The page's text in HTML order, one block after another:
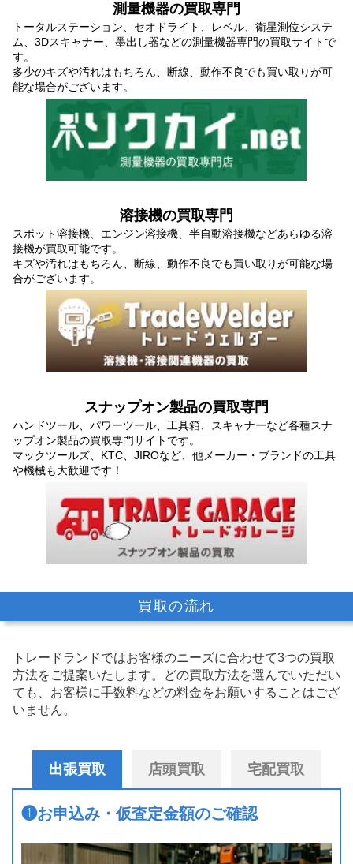
測量機器の買取専門
トータルステーション、セオドライト、レベル、衛星測位システ
ム、3Dスキャナー、墨出し器などの測量機器専門の買取サイトで
す。
多少のキズや汚れはもちろん、断線、動作不良でも買い取りが可
能な場合がございます。
溶接機の買取専門
スポット溶接機、エンジン溶接機、半自動溶接機などあらゆる溶
接機が買取可能です。
キズや汚れはもちろん、断線、動作不良でも買い取りが可能な場
合がございます。
スナップオン製品の買取専門
ハンドツール、パワーツール、工具箱、スキャナーなど各種スナ
ップオン製品の買取専門サイトです。
マックツールズ、KTC、JIROなど、他メーカー・ブランドの工具
や機械も大歓迎です！
買取の流れ
トレードランドではお客様のニーズに合わせて3つの買取
方法をご提案いたします。
どの買取方法を選んでいただい
ても、お客様に手数料などの料金をお願いすることはござ
いません。
出張買取 店頭買取 宅配買取
❶お申込み・仮査定金額のご確認